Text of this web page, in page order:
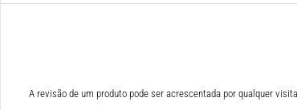
A revisão de um produto pode ser acrescentada por qualquer